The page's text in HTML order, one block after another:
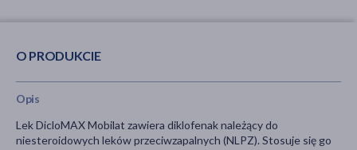
O PRODUKCIE
Opis
Lek DicloMAX Mobilat zawiera diklofenak należący do
niesteroidowych leków przeciwzapalnych (NLPZ). Stosuje się go